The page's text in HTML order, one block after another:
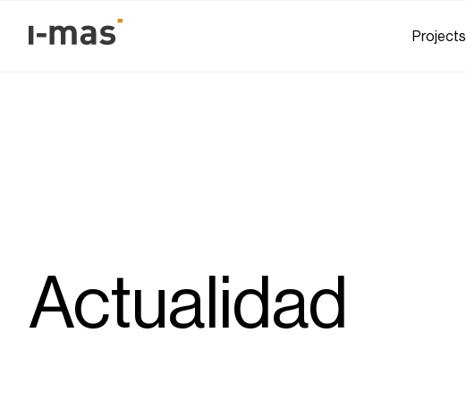
Projects
Actualidad